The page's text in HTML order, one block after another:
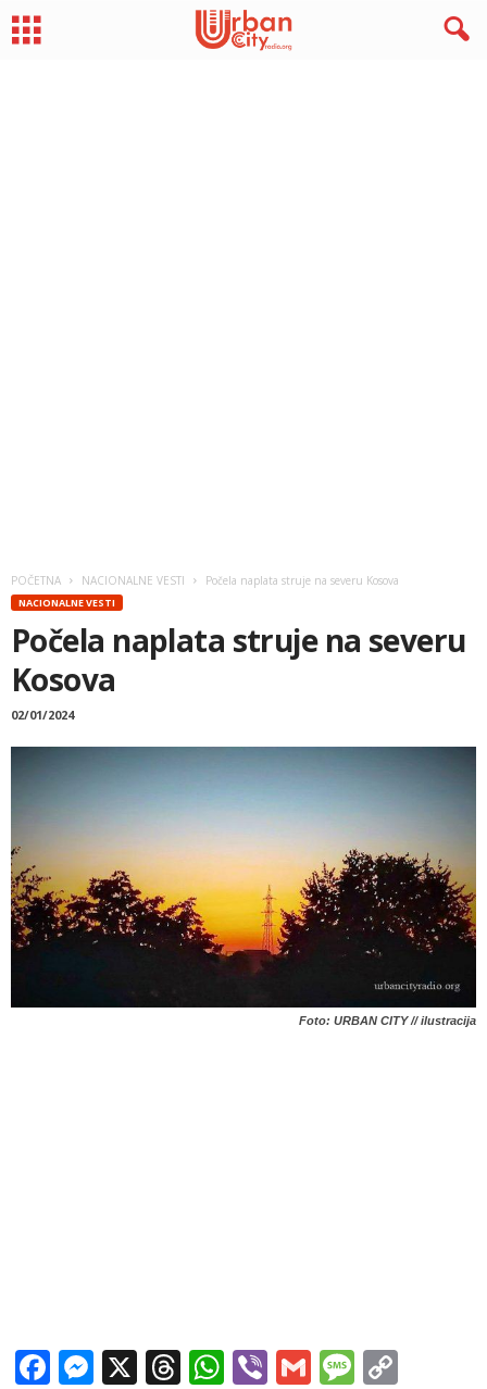
POČETNA NACIONALNE VESTI Počela naplata struje na severu Kosova
NACIONALNE VESTI
Počela naplata struje na severu
Kosova
02/01/2024
Foto: URBAN CITY // ilustracija
Facebook
Messenger
X Threads
WhatsApp
ViberGmail